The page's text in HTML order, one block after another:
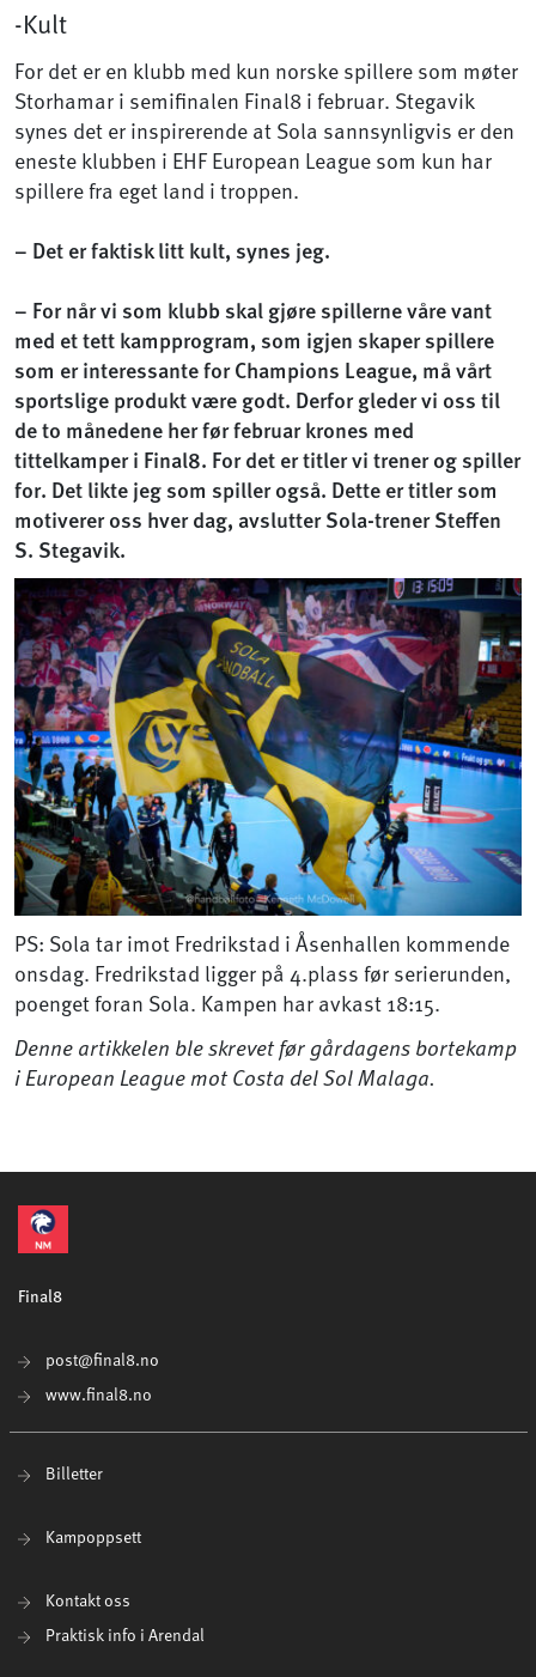
-Kult
For det er en klubb med kun norske spillere som møter
Storhamar i semifinalen Final8 i februar. Stegavik
synes det er inspirerende at Sola sannsynligvis er den
eneste klubben i EHF European League som kun har
spillere fra eget land i troppen.
– Det er faktisk litt kult, synes jeg.
– For når vi som klubb skal gjøre spillerne våre vant
med et tett kampprogram, som igjen skaper spillere
som er interessante for Champions League, må vårt
sportslige produkt være godt. Derfor gleder vi oss til
de to månedene her før februar krones med
tittelkamper i Final8. For det er titler vi trener og spiller
for. Det likte jeg som spiller også. Dette er titler som
motiverer oss hver dag, avslutter Sola-trener Steffen
S. Stegavik.
PS: Sola tar imot Fredrikstad i Åsenhallen kommende
onsdag. Fredrikstad ligger på 4.plass før serierunden,
poenget foran Sola. Kampen har avkast 18:15.
Denne artikkelen ble skrevet før gårdagens bortekamp
i European League mot Costa del Sol Malaga.
Final8
post@final8.no
www.final8.no
Billetter
Kampoppsett
Kontakt oss
Praktisk info i Arendal